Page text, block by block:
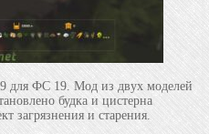
ФС 19. Мод из двух моделей
будка и цистерна
загрязнения и старения.